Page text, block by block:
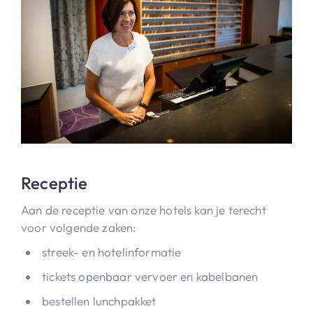
Receptie
Aan de receptie van onze hotels kan je terecht
voor volgende zaken:
streek- en hotelinformatie
tickets openbaar vervoer en kabelbanen
bestellen lunchpakket